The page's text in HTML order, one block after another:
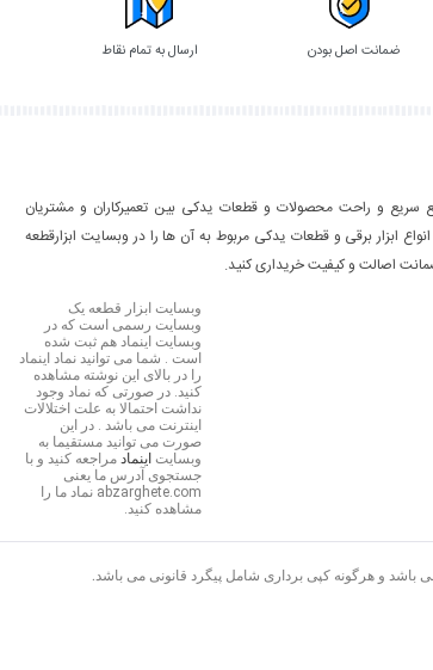
ضمانت اصل بودن ارسال به تمام نقاط
سریع و راحت محصولات و قطعات یدکی بین تعمیرکاران و مشتریان
ابزار برقی و قطعات یدکی مربوط به آن ها را در وبسایت ابزارقطعه
اصالت و کیفیت خریداری کنید.
وبسایت ابزار قطعه یک
وبسایت رسمی است که در
وبسایت اینماد هم ثبت شده
است . شما می توانید نماد اینماد
را در بالای این نوشته مشاهده
کنید. در صورتی که نماد وجود
نداشت احتمالا به علت اختلالات
اینترنت می باشد . در این
صورت می توانید مستقیما به
وبسایت اینماد مراجعه کنید و با
جستجوی آدرس ما یعنی
abzarghete.com نماد ما را
مشاهده کنید.
و هرگونه کپی برداری شامل پیگرد قانونی می باشد.